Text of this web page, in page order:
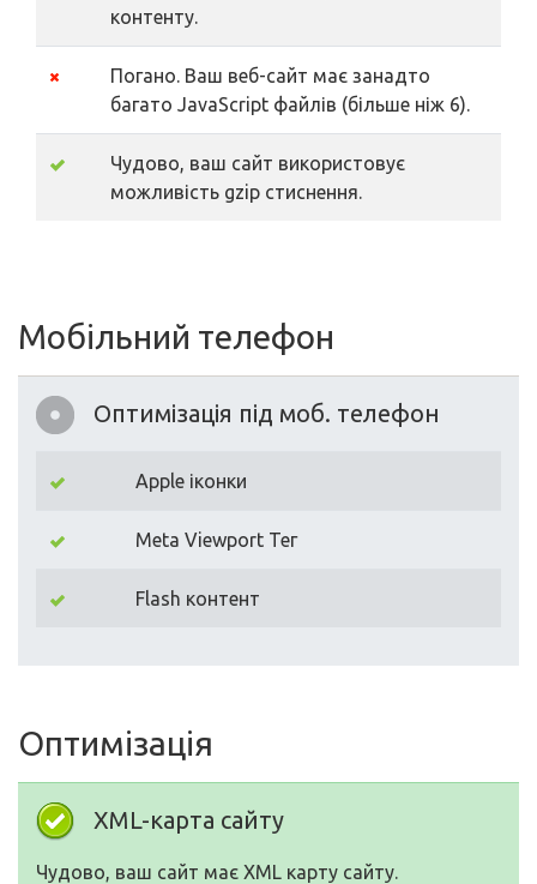
контенту.
Погано. Ваш веб-сайт має занадто
багато JavaScript файлів (більше ніж 6).
Чудово, ваш сайт використовує
можливість gzip стиснення.
Мобільний телефон
Оптимізація під моб. телефон
Apple іконки
Meta Viewport Тег
Flash контент
Оптимізація
XML-карта сайту
Чудово, ваш сайт має XML карту сайту.